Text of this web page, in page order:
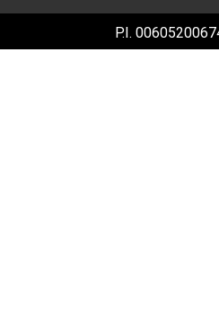
P.I.